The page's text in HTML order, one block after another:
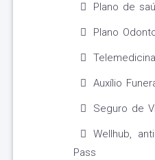
Plano de
Plano
Telemedicina
Auxílio
Seguro de
Wellhub,
Pass